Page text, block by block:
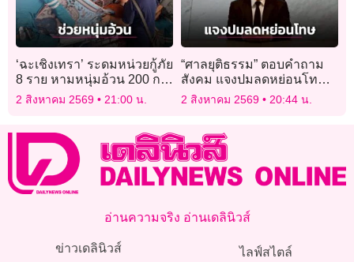
‘ฉะเชิงเทรา’ ระดมหน่วยกู้ภัย
8 ราย หามหนุ่มอ้วน 200 กก.
ส่งโรงพยาบาล
2 สิงหาคม 2569 21:00 น.
“ศาลยุติธรรม” ตอบคำถาม
สังคม แจงปมลดหย่อนโทษ
คดีฆาตกรรม
2 สิงหาคม 2569 20:44 น.
อ่านความจริง อ่านเดลินิวส์
ข่าวเดลินิวส์
ไลฟ์สไตล์